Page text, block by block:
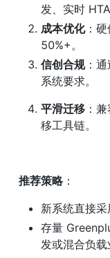
发、实时
成本优化：
50%+。
信创合规：通
系统要求。
平滑迁移 ：
移工具链。
推荐策略：
新系统直接采
存量
发或混合负载